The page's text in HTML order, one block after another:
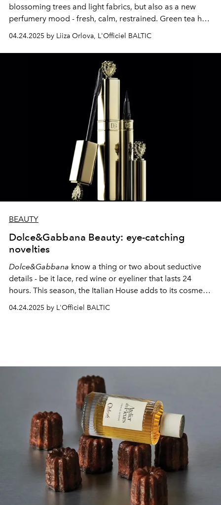
blossoming trees and light fabrics, but also as a new
perfumery mood - fresh, calm, restrained. Green tea has
become a hero not only of morning rituals, but also a
source of inspiration for fragrances, where “tea”
bitterness is intertwined with floral softness, vanilla
warmth and woody depth.
04.24.2025 by Liiza Orlova, L'Officiel BALTIC
BEAUTY
Dolce&Gabbana Beauty: eye-catching
novelties
Dolce&Gabbana know a thing or two about seductive
details - be it lace, red wine or eyeliner that lasts 24
hours. This season, the Italian House adds to its cosmetic
collection a duo worthy of the most expressive eyes:
Everink Liner
04.24.2025 by L'Officiel BALTIC